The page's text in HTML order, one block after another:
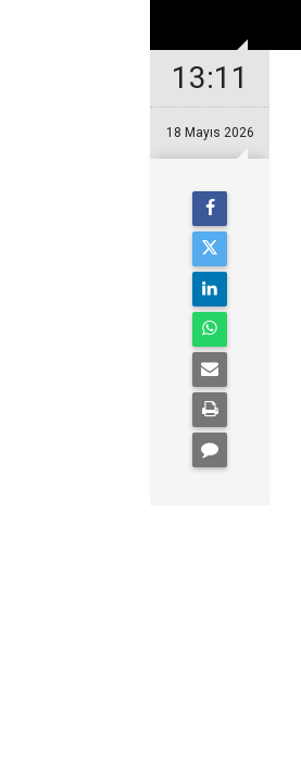
13:11
18 Mayıs 2026